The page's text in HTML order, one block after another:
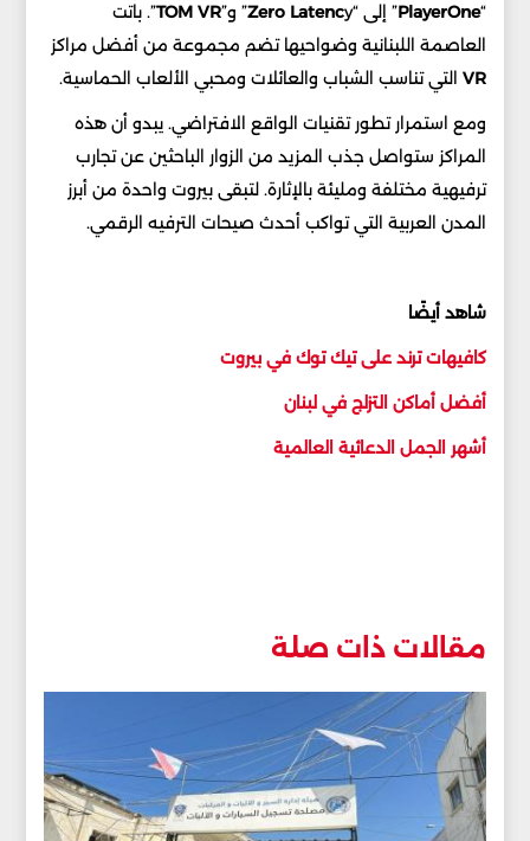
“
PlayerOne” إلى “ Zero Latency” و” TOM VR
”. باتت
العاصمة اللبنانية وضواحيها تضم مجموعة من أفضل مراكز
VR التي تناسب الشباب والعائلات ومحبي الألعاب الحماسية.
ومع استمرار تطور تقنيات الواقع الافتراضي. يبدو أن هذه
المراكز ستواصل جذب المزيد من الزوار الباحثين عن تجارب
ترفيهية مختلفة ومليئة بالإثارة. لتبقى بيروت واحدة من أبرز
المدن العربية التي تواكب أحدث صيحات الترفيه الرقمي.
شاهد أيضًا
كافيهات ترند على تيك توك في بيروت
أفضل أماكن التزلج في لبنان
أشهر الجمل الدعائية العالمية
مقالات ذات صلة